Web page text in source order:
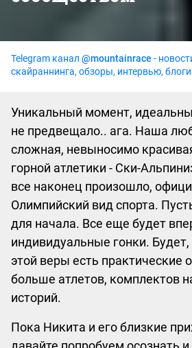
Telegram канал @mountainrace -
скайраннинга, обзоры, интервью,
Уникальный момент,
не предвещало.. ага. Наша
сложная, невыносимо
горной атлетики - Ски-
все наконец произошло,
Олимпийский вид спорта.
для начала. Все еще будет
индивидуальные гонки. Будет,
этой веры есть практические
больше атлетов, комплектов
историй.
Пока Никита и его близкие